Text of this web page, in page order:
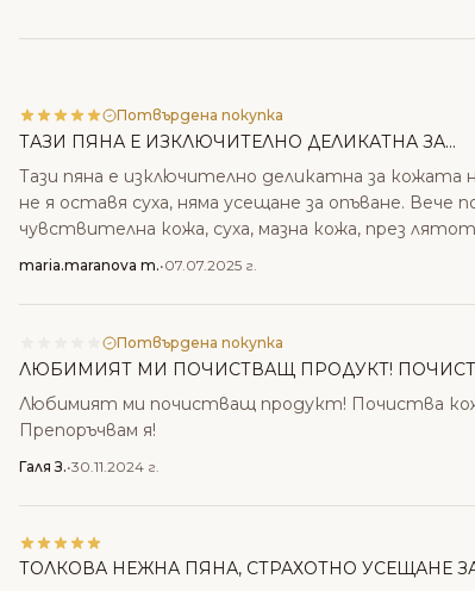
Потвърдена покупка
ТАЗИ ПЯНА Е ИЗКЛЮЧИТЕЛНО ДЕЛИКАТНА ЗА...
Тази пяна е изключително деликатна за
не я оставя суха, няма усещане за опъване.
чувствителна кожа, суха, мазна кожа, през
maria.maranova m.•07.07.2025 г.
Потвърдена покупка
ЛЮБИМИЯТ МИ ПОЧИСТВАЩ ПРОДУКТ!
Любимият ми почистващ продукт! Почиства
Препоръчвам я!
Галя З.•30.11.2024 г.
ТОЛКОВА НЕЖНА ПЯНА, СТРАХОТНО УСЕЩАНЕ